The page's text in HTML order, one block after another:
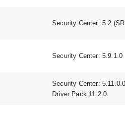
Security Center: 5.2
Security Center: 5.9.1.0
Security Center: 5.11.0.0
Driver Pack 11.2.0